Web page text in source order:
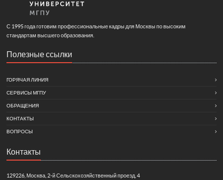
С 1995 года готовим профессиональные кадры для Москвы по высоким
стандартам высшего образования.
Полезные ссылки
ГОРЯЧАЯ ЛИНИЯ
СЕРВИСЫ МГПУ
ОБРАЩЕНИЯ
КОНТАКТЫ
ВОПРОСЫ
Контакты
129226, Москва, 2-й Сельскохозяйственный проезд, 4